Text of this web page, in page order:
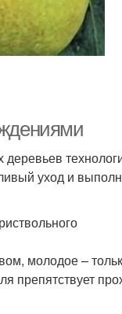
деревьев
уход и
молодое –
препятствует